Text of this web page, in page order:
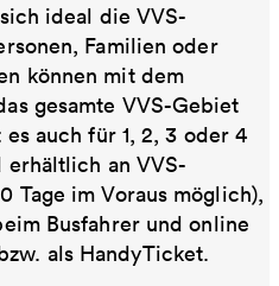
ideal die VVS-
Familien oder
können mit dem
gesamte VVS-Gebiet
auch für 1, 2, 3 oder 4
erhältlich an VVS-
Tage im Voraus möglich),
Busfahrer und online
als HandyTicket.